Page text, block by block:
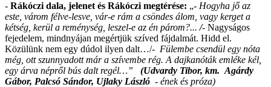
- Rákóczi dala, jelenet és Rákóczi megtérése: „- Hogyha jő az
este, várom félve-lesve, vár-e rám a csöndes álom, vagy kerget a
kétség, kerül a reménység, leszel-e az én párom?.../- Nagyságos
fejedelem, mindnyájan megértjük szíved fájdalmát. Hidd el.
Közülünk nem egy dúdol ilyen dalt…/- Fülembe csendül egy nóta
még, ott szunnyadott már a szívembe rég. A dajkanóták emléke kél,
egy árva népről bús dalt regél…”
(Udvardy Tibor, km. Agárdy
Gábor, Palcsó Sándor, Ujlaky László - ének és próza)